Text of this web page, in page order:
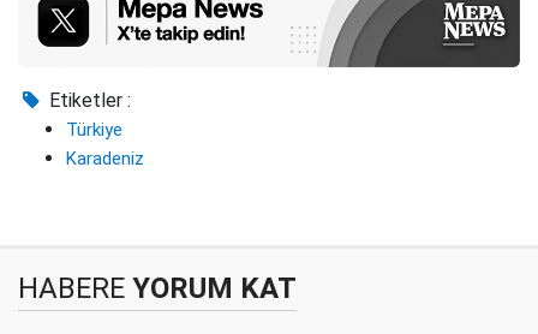
Etiketler :
Türkiye
Karadeniz
HABERE YORUM KAT